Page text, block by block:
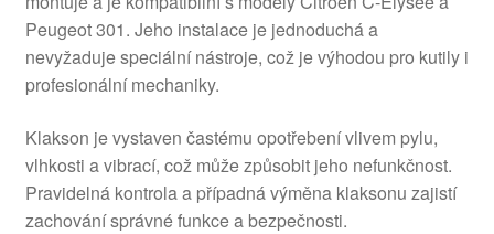
Peugeot 301. Jeho instalace je jednoduchá a
nevyžaduje speciální nástroje, což je výhodou pro kutily i
profesionální mechaniky.
Klakson je vystaven častému opotřebení vlivem pylu,
vlhkosti a vibrací, což může způsobit jeho nefunkčnost.
Pravidelná kontrola a případná výměna klaksonu zajistí
zachování správné funkce a bezpečnosti.